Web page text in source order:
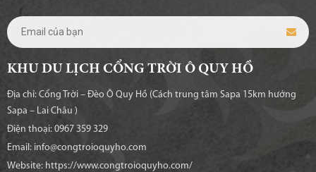
KHU DU LỊCH CỔNG TRỜI Ô QUY HỒ
Địa chỉ: Cổng Trời – Đèo Ô Quy Hồ (Cách trung tâm Sapa 15km hướng
Sapa – Lai Châu )
Điện thoại: 0967 359 329
Email: info@congtroioquyho.com
Website: https://www.congtroioquyho.com/